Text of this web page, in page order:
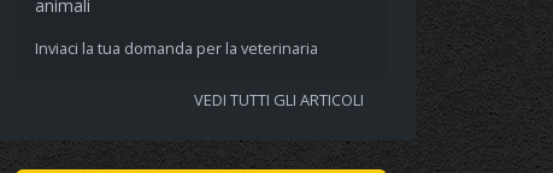
animali
Inviaci la tua domanda per la veterinaria
VEDI TUTTI GLI ARTICOLI